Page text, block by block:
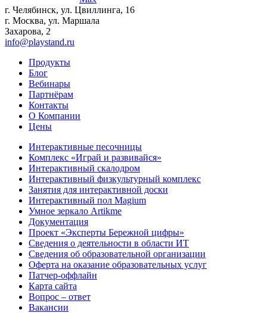
г. Челябинск, ул. Цвиллинга, 16
г. Москва, ул. Маршала
Захарова, 2
info@playstand.ru
Продукты
Блог
Вебинары
Партнёрам
Контакты
О Компании
Цены
Интерактивные песочницы
Комплекс «Играй и развивайся»
Интерактивный скалодром
Интерактивный физкультурный комплекс
Занятия для интерактивной доски
Интерактивный пол Magium
Умное зеркало Artikme
Документация
Проект «Эксперты Бережной цифры»
Сведения о деятельности в области ИТ
Сведения об образовательной организации
Оферта на оказание образовательных услуг
Патчер-оффлайн
Карта сайта
Вопрос – ответ
Вакансии